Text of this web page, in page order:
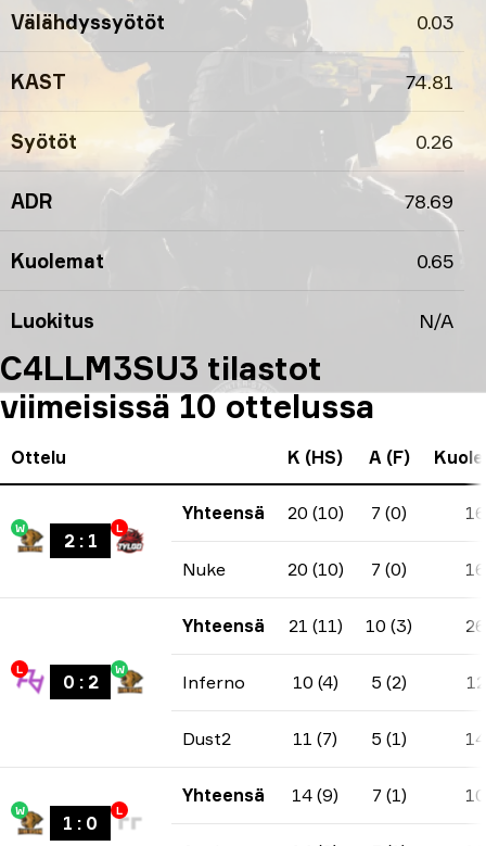
Välähdyssyötöt 0.03
KAST 74.81
Syötöt 0.26
ADR 78.69
Kuolemat 0.65
Luokitus N/A
C4LLM3SU3 tilastot
viimeisissä 10 ottelussa
Ottelu K (HS) A (F)
W
2: 1
L
Yhteensä 20 (10) 7 (0) 16
Nuke 20 (10) 7 (0) 16
L
0 : 2
W
Yhteensä 21 (11) 10 (3) 26
Inferno 10 (4) 5 (2) 12
Dust2 11 (7) 5 (1) 14
W
1 : 0
L
Yhteensä 14 (9) 7 (1) 10